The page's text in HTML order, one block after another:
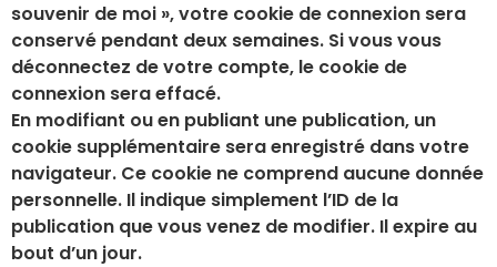
souvenir de moi », votre cookie de connexion sera
conservé pendant deux semaines. Si vous vous
déconnectez de votre compte, le cookie de
connexion sera effacé.
En modifiant ou en publiant une publication, un
cookie supplémentaire sera enregistré dans votre
navigateur. Ce cookie ne comprend aucune donnée
personnelle. Il indique simplement l’ID de la
publication que vous venez de modifier. Il expire au
bout d’un jour.